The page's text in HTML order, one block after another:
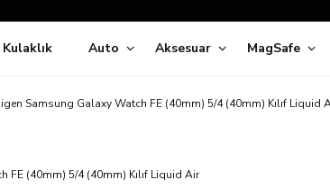
Siparişleriniz
5 İş Günü İçerisinde Kargoda!
Kolaylığı, Kredi Kartı ile Taksitli Hızlı ve Güvenli
Süper İndirimli Fiyatlar
Auto Aksesuar MagSafe
Samsung Galaxy Watch FE (40mm) 5/4 (40mm) Kılıf Liquid